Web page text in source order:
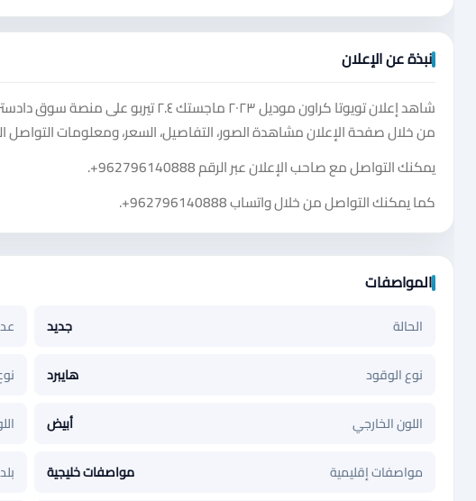
نبذة عن الإعلان
شاهد إعلان تويوتا كراون موديل ٢٠٢٣
من خلال صفحة الإعلان مشاهدة الصور، التفاصيل، السعر، ومعلومات التواصل
يمكنك التواصل مع صاحب الإعلان عبر الرقم+962796140888
.
كما يمكنك التواصل من خلال واتساب+962796140888
.
المواصفات
الحالة جديد
نوع الوقود هايبرد
اللون الخارجي أبيض
مواصفات إقليمية مواصفات خليجية